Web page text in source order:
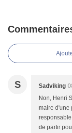
S Sadviking
Non, Henri
maire d'une
de partir